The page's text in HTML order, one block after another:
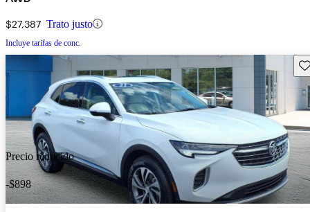
$27,387 Trato justo
Incluye tarifas de conc.
Precio reducido
-$898